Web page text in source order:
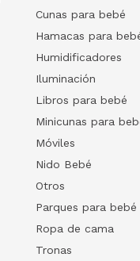
Cunas para bebé
Hamacas para
Humidificadores
Iluminación
Libros para bebé
Minicunas para
Móviles
Nido Bebé
Otros
Parques para bebé
Ropa de cama
Tronas